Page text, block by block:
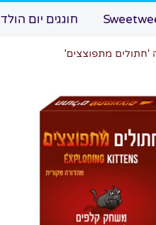
חוגגים יום
'חתולים מתפוצצים'